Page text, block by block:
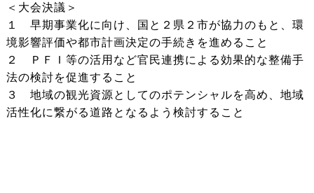
＜大会決議＞
１ 早期事業化に向け、国と２県２市が協力のもと、環
境影響評価や都市計画決定の手続きを進めること
２ ＰＦＩ等の活用など官民連携による効果的な整備手
法の検討を促進すること
３ 地域の観光資源としてのポテンシャルを高め、地域
活性化に繋がる道路となるよう検討すること